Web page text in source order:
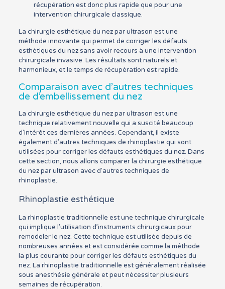
récupération est donc plus rapide que pour une
intervention chirurgicale classique.
La chirurgie esthétique du nez par ultrason est une
méthode innovante qui permet de corriger les défauts
esthétiques du nez sans avoir recours à une intervention
chirurgicale invasive. Les résultats sont naturels et
harmonieux, et le temps de récupération est rapide.
Comparaison avec d’autres techniques
de d’embellissement du nez
La chirurgie esthétique du nez par ultrason est une
technique relativement nouvelle qui a suscité beaucoup
d’intérêt ces dernières années. Cependant, il existe
également d’autres techniques de rhinoplastie qui sont
utilisées pour corriger les défauts esthétiques du nez. Dans
cette section, nous allons comparer la chirurgie esthétique
du nez par ultrason avec d’autres techniques de
rhinoplastie.
Rhinoplastie esthétique
La rhinoplastie traditionnelle est une technique chirurgicale
qui implique l’utilisation d’instruments chirurgicaux pour
remodeler le nez. Cette technique est utilisée depuis de
nombreuses années et est considérée comme la méthode
la plus courante pour corriger les défauts esthétiques du
nez. La rhinoplastie traditionnelle est généralement réalisée
sous anesthésie générale et peut nécessiter plusieurs
semaines de récupération.